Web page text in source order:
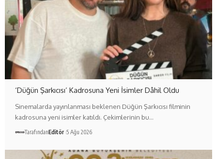
‘Düğün Şarkıcısı’ Kadrosuna Yeni İsimler Dâhil Oldu
Sinemalarda yayınlanması beklenen Düğün Şarkıcısı filminin
kadrosuna yeni isimler katıldı. Çekimlerinin bu…
TarafındanEditör 5 Ağu 2026